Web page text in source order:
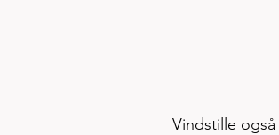
Vindstille